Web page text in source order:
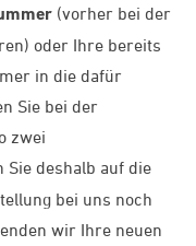
(vorher bei der
oder Ihre bereits
in die dafür
Sie bei der
zwei
Sie deshalb auf die
bei uns noch
wir Ihre neuen